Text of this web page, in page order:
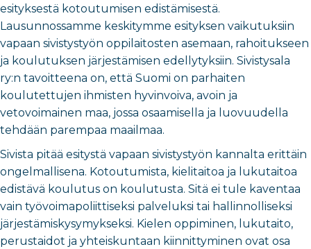
esityksestä kotoutumisen edistämisestä.
Lausunnossamme keskitymme esityksen vaikutuksiin
vapaan sivistystyön oppilaitosten asemaan, rahoitukseen
ja koulutuksen järjestämisen edellytyksiin. Sivistysala
ry:n tavoitteena on, että Suomi on parhaiten
koulutettujen ihmisten hyvinvoiva, avoin ja
vetovoimainen maa, jossa osaamisella ja luovuudella
tehdään parempaa maailmaa.
Sivista pitää esitystä vapaan sivistystyön kannalta erittäin
ongelmallisena. Kotoutumista, kielitaitoa ja lukutaitoa
edistävä koulutus on koulutusta. Sitä ei tule kaventaa
vain työvoimapoliittiseksi palveluksi tai hallinnolliseksi
järjestämiskysymykseksi. Kielen oppiminen, lukutaito,
perustaidot ja yhteiskuntaan kiinnittyminen ovat osa